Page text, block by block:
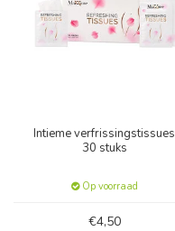
Intieme verfrissingstissues
30 stuks
Op voorraad
€4,50